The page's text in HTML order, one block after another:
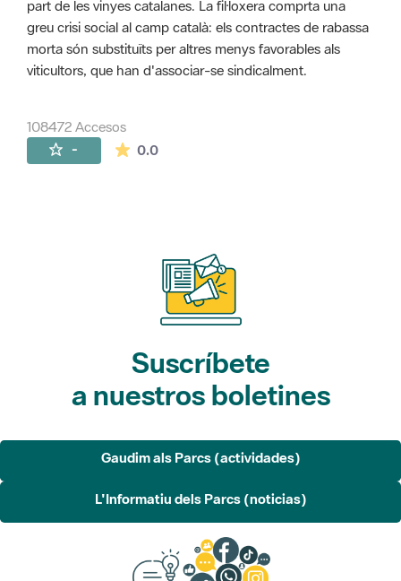
part de les vinyes catalanes. La fil·loxera comprta una
greu crisi social al camp català: els contractes de rabassa
morta són substituïts per altres menys favorables als
viticultors, que han d'associar-se sindicalment.
108472 Accesos
- 0.0La valoración media es de 0 estrellas de
Suscríbete
a nuestros boletines
Gaudim als Parcs (actividades)
L'Informatiu dels Parcs (noticias)